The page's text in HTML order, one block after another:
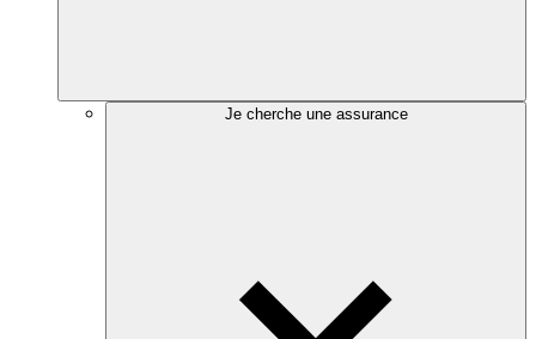
Je cherche une assurance